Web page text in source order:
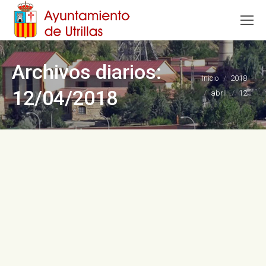
Archivos diarios:
12/04/2018
Estás aquí:
Inicio
2018
abril
12